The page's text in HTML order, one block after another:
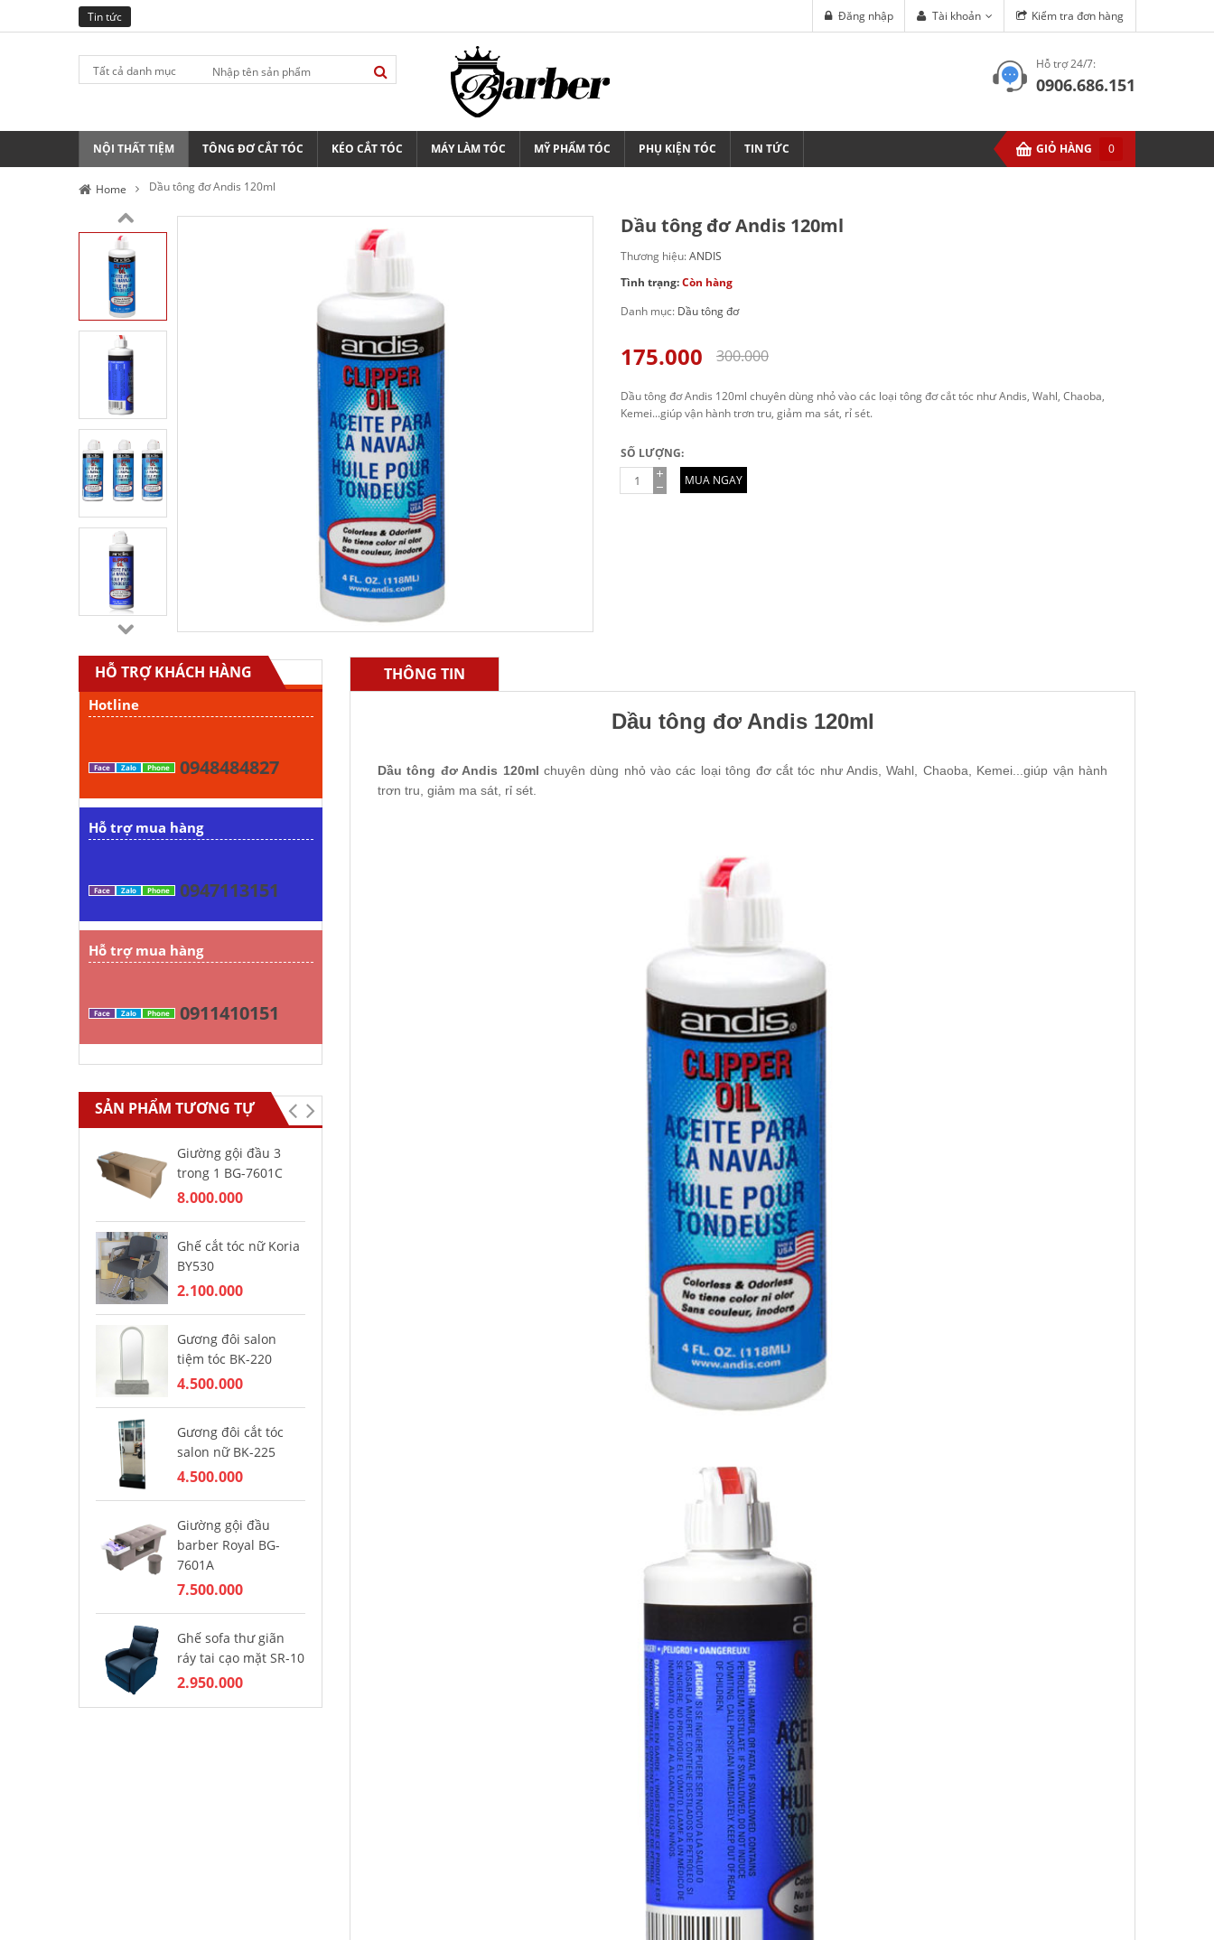
Tin tức Kiểm tra đơn hàng
Tài khoản
Đăng nhập
Tất cả danh mục Hỗ trợ 24/7:
0906.686.151
NỘI THẤT TIỆM TÔNG ĐƠ CẮT TÓC KÉO CẮT TÓC MÁY LÀM TÓC MỸ PHẨM TÓC PHỤ KIỆN TÓC TIN TỨC GIỎ HÀNG 0
Home Dầu tông đơ Andis 120ml
Dầu tông đơ Andis 120ml
Thương hiệu:ANDIS
Tình trạng:Còn hàng
Danh mục: Dầu tông đơ
300.000
175.000
Dầu tông đơ Andis 120ml chuyên dùng nhỏ vào các loại tông đơ cắt tóc như Andis, Wahl, Chaoba,
Kemei...giúp vận hành trơn tru, giảm ma sát, rỉ sét.
SỐ LƯỢNG:
MUA NGAY
HỖ TRỢ KHÁCH HÀNG
Hotline
Face Zalo Phone 0948484827
Hỗ trợ mua hàng
Face Zalo Phone 0947113151
Hỗ trợ mua hàng
Face Zalo Phone 0911410151
SẢN PHẨM TƯƠNG TỰ
Giường gội đầu 3
trong 1 BG-7601C
8.000.000
Ghế cắt tóc nữ Koria
BY530
2.100.000
Gương đôi salon
tiệm tóc BK-220
4.500.000
Gương đôi cắt tóc
salon nữ BK-225
4.500.000
Giường gội đầu
barber Royal BG-
7601A
7.500.000
Ghế sofa thư giãn
ráy tai cạo mặt SR-10
2.950.000
THÔNG TIN
Dầu tông đơ Andis 120ml
Dầu tông đơ Andis 120ml chuyên dùng nhỏ vào các loại tông đơ cắt tóc như Andis, Wahl, Chaoba, Kemei...giúp vận hành
trơn tru, giảm ma sát, rỉ sét.